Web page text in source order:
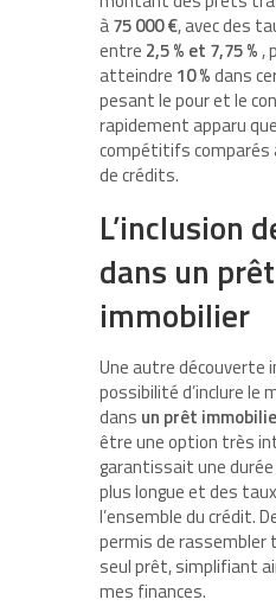
à75 000 €, avec des
entre 2,5 % et 7,75 % ,
atteindre 10 %dans
pesant le pour et le
rapidement apparu
compétitifs comparés
de crédits.
L’inclusion
dans un prêt
immobilier
Une autre
possibilité d’inclure
dans un prêt
être une option très
garantissait une
plus longue et des
l’ensemble du crédit.
permis de rassembler
seul prêt, simplifiant
mes finances.